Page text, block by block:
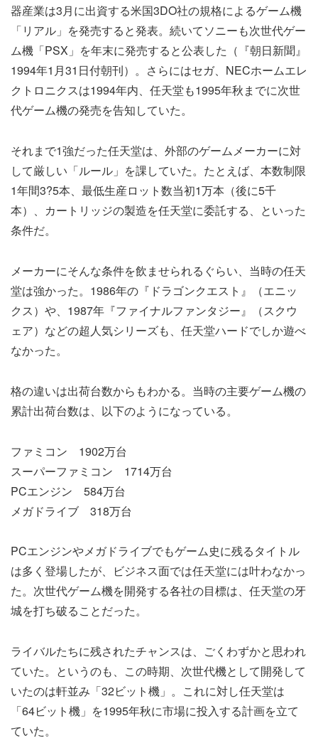
器産業は3月に出資する米国3DO社の規格によるゲーム機
「リアル」を発売すると発表。続いてソニーも次世代ゲー
ム機「PSX」を年末に発売すると公表した（『朝日新聞』
1994年1月31日付朝刊）。さらにはセガ、NECホームエレ
クトロニクスは1994年内、任天堂も1995年秋までに次世
代ゲーム機の発売を告知していた。
それまで1強だった任天堂は、外部のゲームメーカーに対
して厳しい「ルール」を課していた。たとえば、本数制限
1年間3?5本、最低生産ロット数当初1万本（後に5千
本）、カートリッジの製造を任天堂に委託する、といった
条件だ。
メーカーにそんな条件を飲ませられるぐらい、当時の任天
堂は強かった。1986年の『ドラゴンクエスト』（エニッ
クス）や、1987年『ファイナルファンタジー』（スクウ
ェア）などの超人気シリーズも、任天堂ハードでしか遊べ
なかった。
格の違いは出荷台数からもわかる。当時の主要ゲーム機の
累計出荷台数は、以下のようになっている。
ファミコン 1902万台
スーパーファミコン 1714万台
PCエンジン 584万台
メガドライブ 318万台
PCエンジンやメガドライブでもゲーム史に残るタイトル
は多く登場したが、ビジネス面では任天堂には叶わなかっ
た。次世代ゲーム機を開発する各社の目標は、任天堂の牙
城を打ち破ることだった。
ライバルたちに残されたチャンスは、ごくわずかと思われ
ていた。というのも、この時期、次世代機として開発して
いたのは軒並み「32ビット機」。これに対し任天堂は
「64ビット機」を1995年秋に市場に投入する計画を立て
ていた。